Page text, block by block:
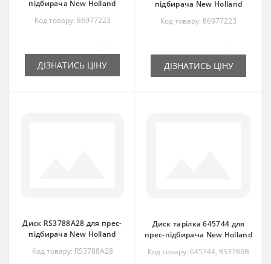
підбирача New Holland
Код товару: 86977223
ДІЗНАТИСЬ ЦІНУ
підбирача New Holland
Код товару: 86977223
ДІЗНАТИСЬ ЦІНУ
Диск RS3788A28 для прес-
підбирача New Holland
Код товару: RS3788A28
Диск тарілка 645744 для
прес-підбирача New Holland
Код товару: 645744, RS3788B